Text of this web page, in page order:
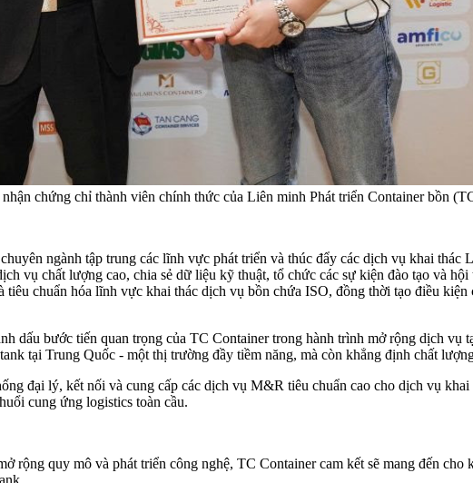
chứng chỉ thành viên chính thức của Liên minh Phát triển Container bồn
ngành tập trung các lĩnh vực phát triển và thúc đẩy các dịch vụ khai thác
vụ chất lượng cao, chia sẻ dữ liệu kỹ thuật, tổ chức các sự kiện đào tạo và
chuẩn hóa lĩnh vực khai thác dịch vụ bồn chứa ISO, đồng thời tạo điều
dấu bước tiến quan trọng của TC Container trong hành trình mở rộng dịch
tại Trung Quốc - một thị trường đầy tiềm năng, mà còn khẳng định chất
đại lý, kết nối và cung cấp các dịch vụ M&R tiêu chuẩn cao cho dịch vụ
cung ứng logistics toàn cầu.
rộng quy mô và phát triển công nghệ, TC Container cam kết sẽ mang đến cho